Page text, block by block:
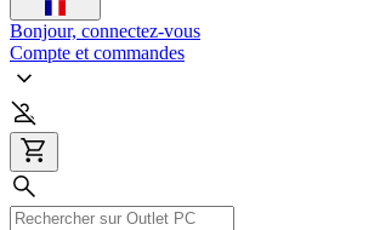
Bonjour, connectez-vous
Compte et commandes